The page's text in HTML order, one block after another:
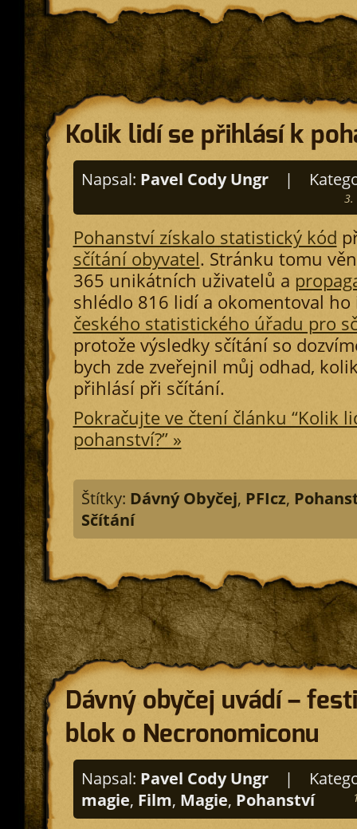
Kolik lidí se přihlásí k
Napsal: Pavel Cody Ungr |
3.
Pohanství získalo statistický kód
sčítání obyvatel. Stránku tomu
365 unikátních uživatelů a
shlédlo 816 lidí a okomentoval
českého statistického úřadu pro
protože výsledky sčítání so
bych zde zveřejnil můj odhad,
přihlásí při sčítání.
Pokračujte ve čtení článku “Kolik
pohanství?” »
Štítky: Dávný Obyčej, PFIcz,
Sčítání
Dávný obyčej uvádí –
blok o Necronomiconu
Napsal: Pavel Cody Ungr |
magie, Film, Magie, Pohanství